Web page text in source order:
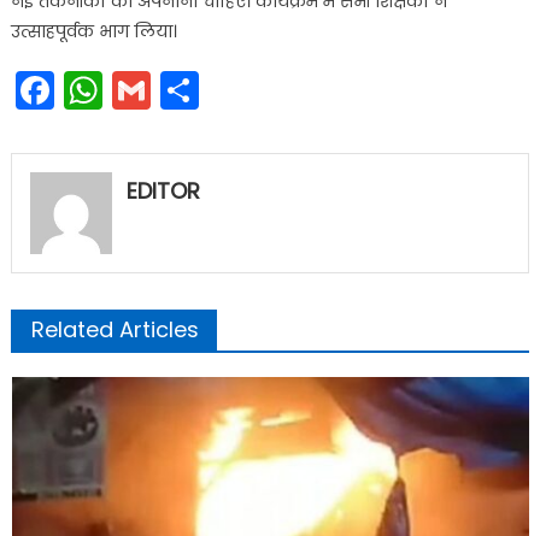
उत्साहपूर्वक भाग लिया।
Facebook
WhatsApp
GmailShare
EDITOR
Related Articles